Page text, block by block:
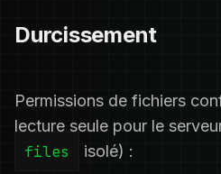
Durcissement
Permissions de fichiers
lecture seule pour le
files isolé) :